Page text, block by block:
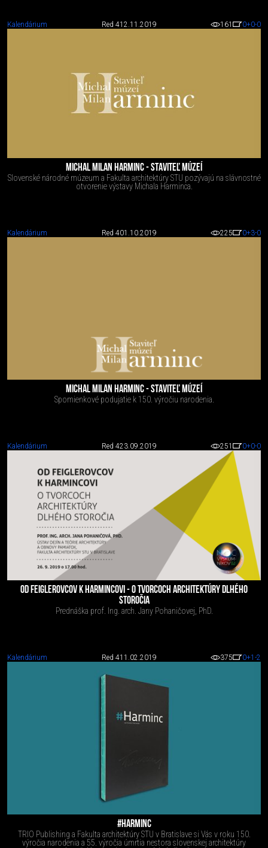
Kalendárium Red 412.11.2019 161 0+0-0
MICHAL MILAN HARMINC - STAVITEĽ MÚZEÍ
Slovenské národné múzeum a Fakulta architektúry STU pozývajú na slávnostné
otvorenie výstavy Michala Harminca.
Kalendárium Red 401.10.2019 225 0+3-0
MICHAL MILAN HARMINC - STAVITEĽ MÚZEÍ
Spomienkové podujatie k 150. výročiu narodenia.
Kalendárium Red 423.09.2019 251 0+0-0
OD FEIGLEROVCOV K HARMINCOVI - O TVORCOCH ARCHITEKTÚRY DLHÉHO
STOROČIA
Prednáška prof. Ing. arch. Jany Pohaničovej, PhD.
Kalendárium Red 411.02.2019 375 0+1 -2
#HARMINC
TRIO Publishing a Fakulta architektúry STU v Bratislave si Vás v roku 150.
výročia narodenia a 55. výročia úmrtia nestora slovenskej architektúry